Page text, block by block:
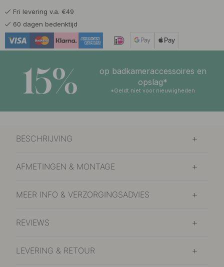
Fri levering v.a. €49
60 dagen bedenktijd
15%
op badkameraccessoires en
opslag*
*Geldt niet voor nieuwigheden
BESCHRIJVING
AFMETINGEN & MONTAGE
MEER INFO & VERZORGINGSADVIES
REVIEWS
LEVERING & RETOUR